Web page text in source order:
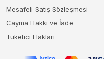
Mesafeli Satış Sözleşmesi
Cayma Hakkı ve İade
Tüketici Hakları